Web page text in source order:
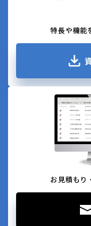
特長や機能
お見積もり